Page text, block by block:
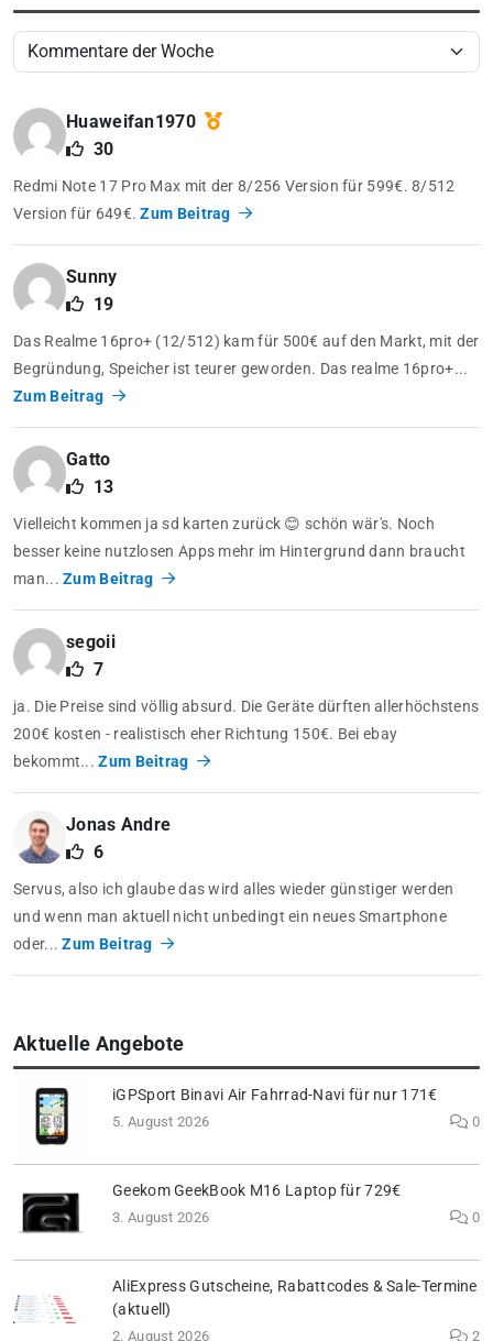
Huaweifan1970
30
Redmi Note 17 Pro Max mit der 8/256 Version für 599€. 8/512
Version für 649€.Zum Beitrag
Sunny
19
Das Realme 16pro+ (12/512) kam für 500€ auf den Markt, mit der
Begründung, Speicher ist teurer geworden. Das realme 16pro+...
Zum Beitrag
Gatto
13
Vielleicht kommen ja sd karten zurück 😊 schön wär's. Noch
besser keine nutzlosen Apps mehr im Hintergrund dann braucht
man...Zum Beitrag
segoii
7
ja. Die Preise sind völlig absurd. Die Geräte dürften allerhöchstens
200€ kosten - realistisch eher Richtung 150€. Bei ebay
bekommt...Zum Beitrag
Jonas Andre
6
Servus, also ich glaube das wird alles wieder günstiger werden
und wenn man aktuell nicht unbedingt ein neues Smartphone
oder...Zum Beitrag
Aktuelle Angebote
iGPSport Binavi Air Fahrrad-Navi für nur 171€
5. August 2026 0
Geekom GeekBook M16 Laptop für 729€
3. August 2026 0
AliExpress Gutscheine, Rabattcodes & Sale-Termine
(aktuell)
2. August 2026 2